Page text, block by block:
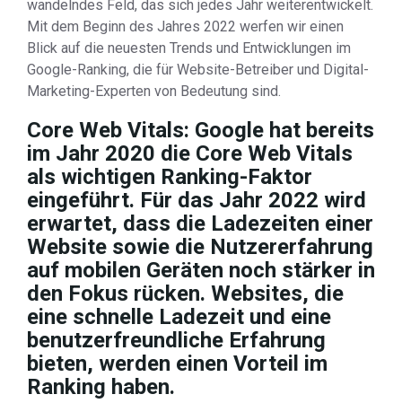
wandelndes Feld, das sich jedes Jahr weiterentwickelt.
Mit dem Beginn des Jahres 2022 werfen wir einen
Blick auf die neuesten Trends und Entwicklungen im
Google-Ranking, die für Website-Betreiber und Digital-
Marketing-Experten von Bedeutung sind.
Core Web Vitals: Google hat bereits
im Jahr 2020 die Core Web Vitals
als wichtigen Ranking-Faktor
eingeführt. Für das Jahr 2022 wird
erwartet, dass die Ladezeiten einer
Website sowie die Nutzererfahrung
auf mobilen Geräten noch stärker in
den Fokus rücken. Websites, die
eine schnelle Ladezeit und eine
benutzerfreundliche Erfahrung
bieten, werden einen Vorteil im
Ranking haben.